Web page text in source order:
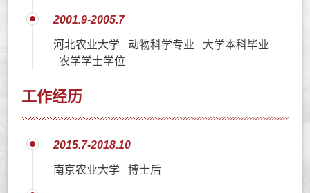
2001.9-2005.7
河北农业大学 动物科学专业 大学本科毕业
农学学士学位
工作经历
2015.7-2018.10
南京农业大学 博士后